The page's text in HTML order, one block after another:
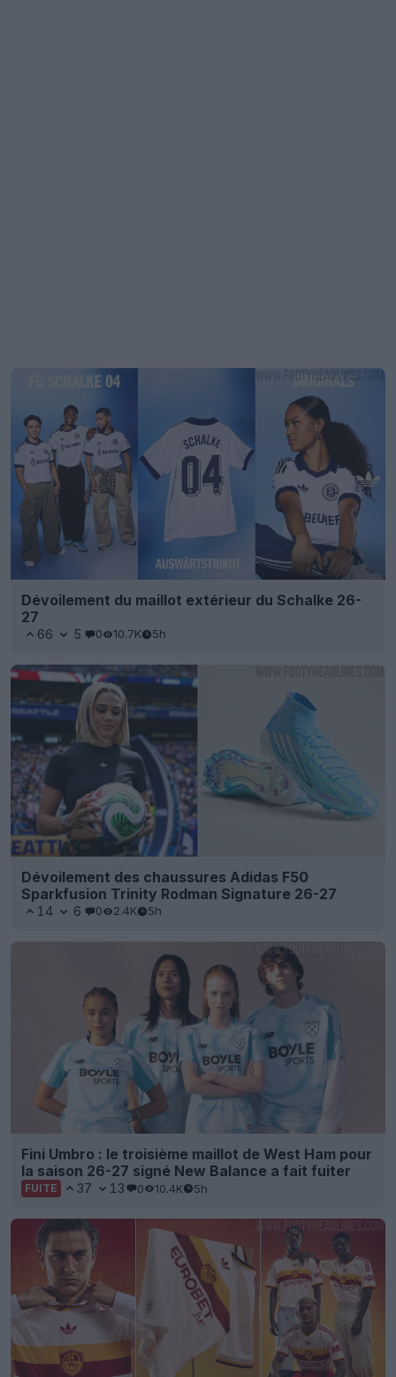
Dévoilement du maillot extérieur du Schalke 26-
27
66 5 0 10.7K 5h
Dévoilement des chaussures Adidas F50
Sparkfusion Trinity Rodman Signature 26-27
14 6 0 2.4K 5h
Fini Umbro : le troisième maillot de West Ham pour
la saison 26-27 signé New Balance a fait fuiter
FUITE 37 13 0 10.4K 5h